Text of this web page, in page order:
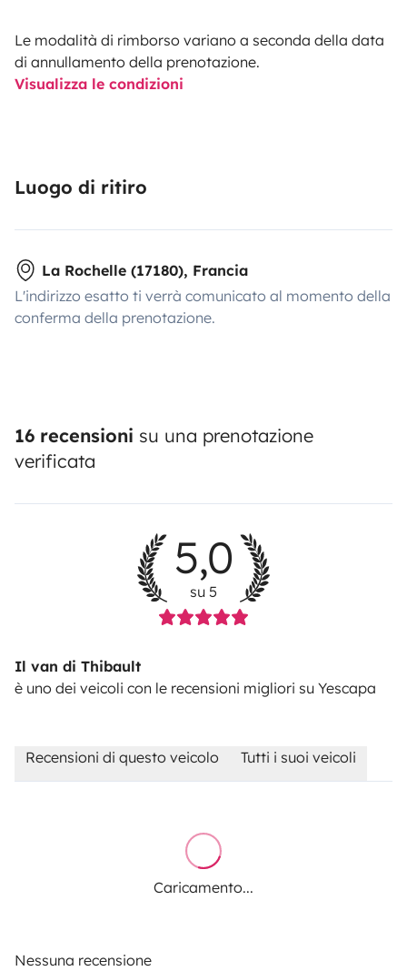
Le modalità di rimborso variano a seconda della data
di annullamento della prenotazione.
Visualizza le condizioni
Luogo di ritiro
La Rochelle (17180), Francia
L'indirizzo esatto ti verrà comunicato al momento della
conferma della prenotazione.
16 recensioni su una prenotazione
verificata
5,0
su 5
Il van di Thibault
è uno dei veicoli con le recensioni migliori su Yescapa
Recensioni di questo veicolo Tutti i suoi veicoli
Caricamento...
Nessuna recensione